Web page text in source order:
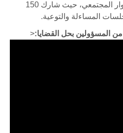
المجتمعي، حيث شارك 150
المساءلة والتوعية.
المسؤولين بحل القضايا:
<